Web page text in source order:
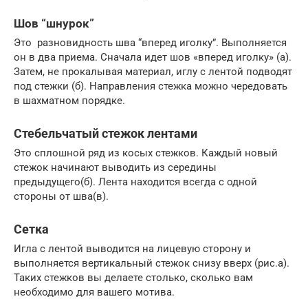
Шов “шнурок”
Это разновидность шва “вперед иголку”. Выполняется
он в два приема. Сначала идет шов «вперед иголку» (а).
Затем, не прокалывая материал, иглу с лентой подводят
под стежки (б). Направления стежка можно чередовать
в шахматном порядке.
Стебельчатый стежок лентами
Это сплошной ряд из косых стежков. Каждый новый
стежок начинают выводить из середины
предыдущего(б). Лента находится всегда с одной
стороны от шва(в).
Сетка
Игла с лентой выводится на лицевую сторону и
выполняется вертикальный стежок снизу вверх (рис.а).
Таких стежков вы делаете столько, сколько вам
необходимо для вашего мотива.